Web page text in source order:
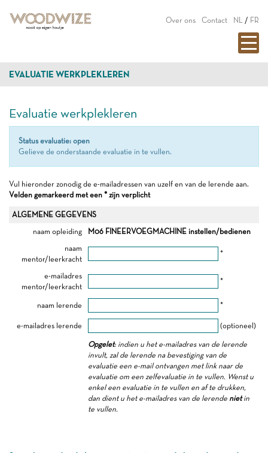
Over ons Contact NL / FR
EVALUATIE WERKPLEKLEREN
Evaluatie werkplekleren
Status evaluatie: open
Gelieve de onderstaande evaluatie in te vullen.
Vul hieronder zonodig de e-mailadressen van uzelf en van de lerende aan.
Velden gemarkeerd met een * zijn verplicht
ALGEMENE GEGEVENS
naam opleiding
M06 FINEERVOEGMACHINE instellen/bedienen
naam
mentor/leerkracht
*
e-mailadres
mentor/leerkracht
*
naam lerende *
e-mailadres lerende (optioneel)
Opgelet: indien u het e-mailadres van de lerende
invult, zal de lerende na bevestiging van de
evaluatie een e-mail ontvangen met link naar de
evaluatie om een zelfevaluatie in te vullen. Wenst u
enkel een evaluatie in te vullen en af te drukken,
dan dient u het e-mailadres van de lerende nietin
te vullen.